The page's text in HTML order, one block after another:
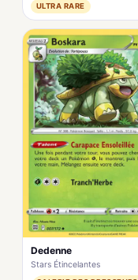
ULTRA RARE
Dedenne
Stars Étincelantes